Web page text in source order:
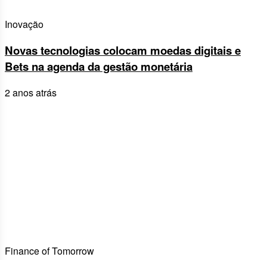
Inovação
Novas tecnologias colocam moedas digitais e
Bets na agenda da gestão monetária
2 anos atrás
Finance of Tomorrow